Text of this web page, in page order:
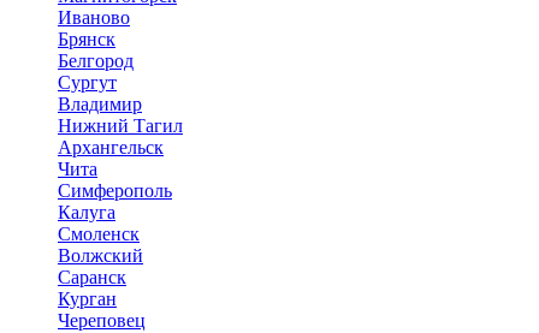
Иваново
Брянск
Белгород
Сургут
Владимир
Нижний Тагил
Архангельск
Чита
Симферополь
Калуга
Смоленск
Волжский
Саранск
Курган
Череповец